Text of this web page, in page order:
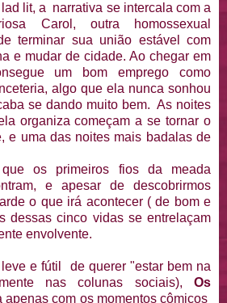
lit, a narrativa se intercala com a
Carol, outra homossexual
terminar sua união estável com
e mudar de cidade. Ao chegar em
um bom emprego como
algo que ela nunca sonhou
se dando muito bem. As noites
organiza começam a se tornar o
e uma das noites mais badalas de
os primeiros fios da meada
e apesar de descobrirmos
o que irá acontecer ( de bom e
dessas cinco vidas se entrelaçam
envolvente.
e fútil de querer "estar bem na
nas colunas sociais), Os
apenas com os momentos cômicos